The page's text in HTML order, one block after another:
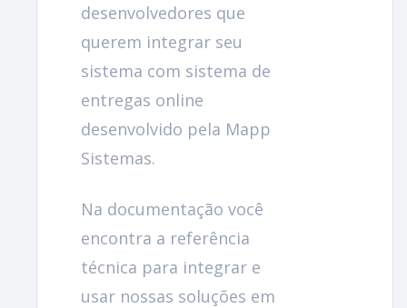
desenvolvedores que
querem integrar seu
sistema com sistema de
entregas online
desenvolvido pela Mapp
Sistemas.
Na documentação você
encontra a referência
técnica para integrar e
usar nossas soluções em